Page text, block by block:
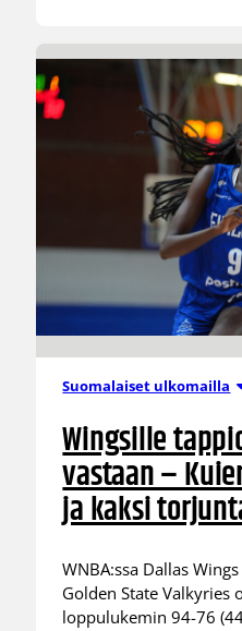
Suomalaiset ulkomailla
Wingsille
vastaan –
ja kaksi
WNBA:ssa Dallas
Golden State Valkyries
loppulukemin 94-76